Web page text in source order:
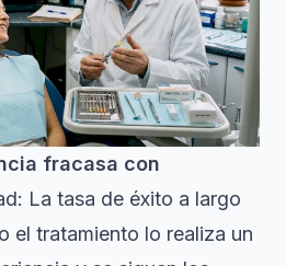
fracasa con
La tasa de éxito a largo
el tratamiento lo realiza un